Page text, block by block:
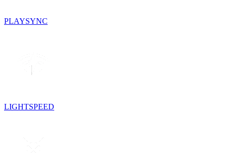
PLAYSYNC
LIGHTSPEED